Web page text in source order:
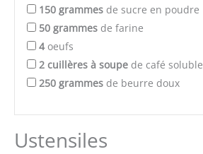
150 grammes de sucre en poudre
50 grammes de farine
4oeufs
2 cuillères à soupe de café soluble
250 grammes de beurre doux
Ustensiles